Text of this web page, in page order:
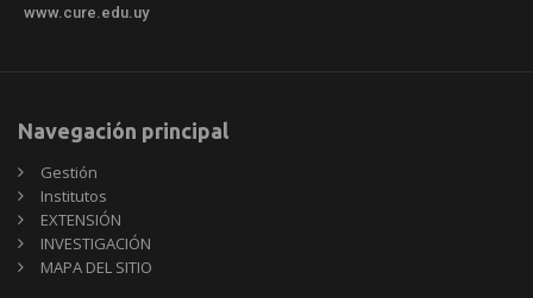
www.cure.edu.uy
Navegación principal
Gestión
Institutos
EXTENSIÓN
INVESTIGACIÓN
MAPA DEL SITIO